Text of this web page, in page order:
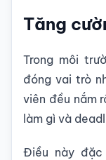
Tăng
Trong môi
đóng vai trò
viên đều nắm
làm gì và
Điều này đặc